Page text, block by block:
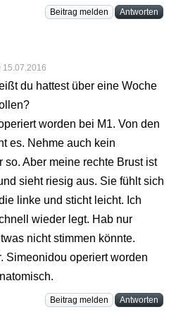
Beitrag melden Antworten
15.07.2016
du hattest über eine Woche
worden bei M1. Von den
es. Nehme auch kein
so. Aber meine rechte Brust ist
sieht riesig aus. Sie fühlt sich
linke und sticht leicht. Ich
wieder legt. Hab nur
nicht stimmen könnte.
Simeonidou operiert worden
Beitrag melden Antworten